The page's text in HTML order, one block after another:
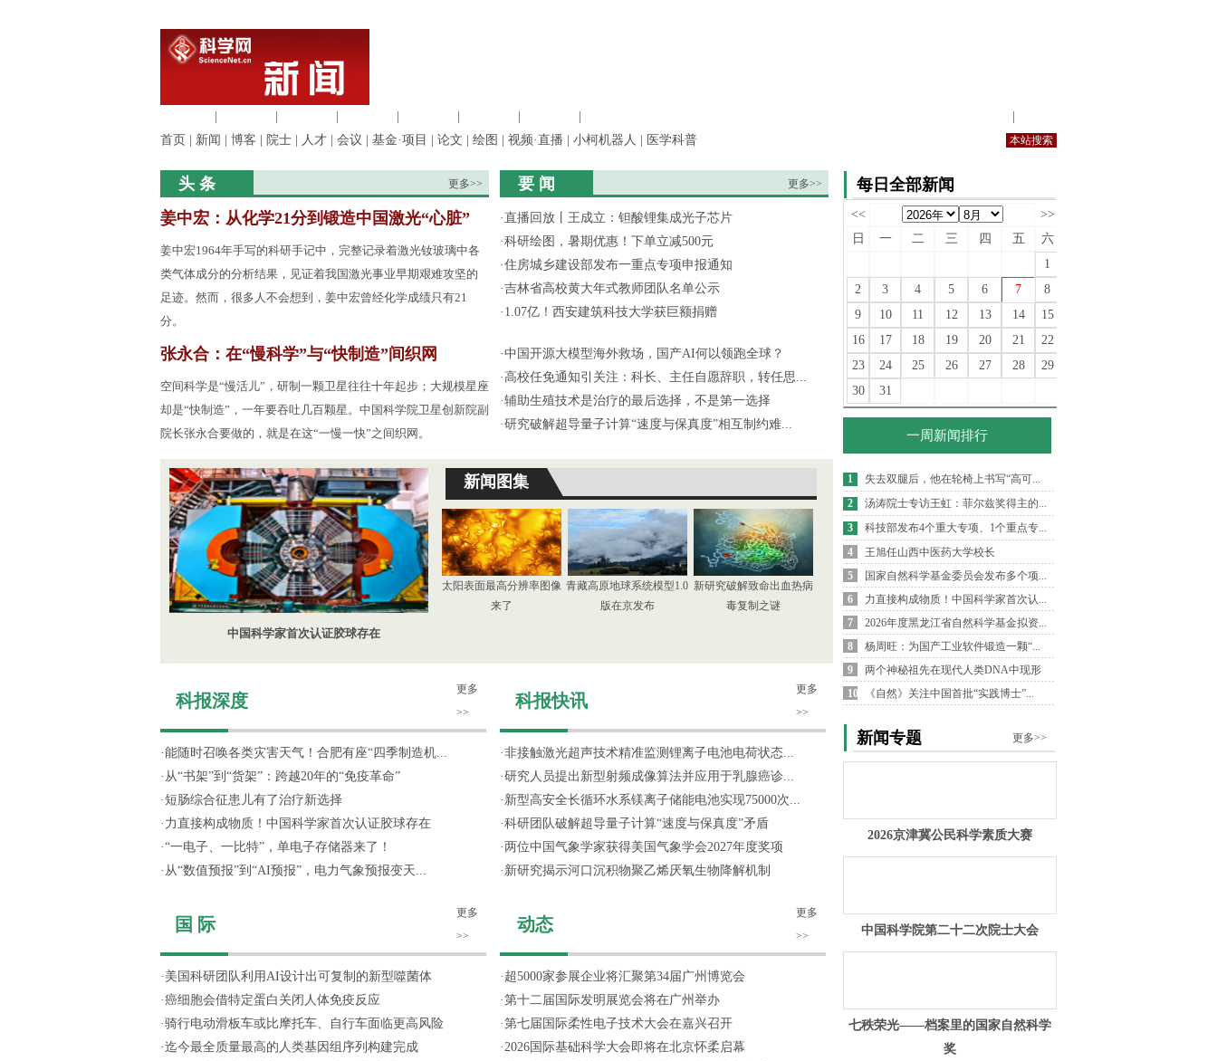
首页
新闻 博客 院士 人才 会议 基金·项目 论文 绘图 视频·直播 小柯机器人 医学科普
头 条 更多>>
姜中宏：从化学21分到锻造中国激光“心脏”
姜中宏1964年手写的科研手记中，完整记录着激光钕玻璃中各
类气体成分的分析结果，见证着我国激光事业早期艰难攻坚的
足迹。然而，很多人不会想到，姜中宏曾经化学成绩只有21
分。
张永合：在“慢科学”与“快制造”间织网
空间科学是“慢活儿”，研制一颗卫星往往十年起步；大规模星座
却是“快制造”，一年要吞吐几百颗星。中国科学院卫星创新院副
院长张永合要做的，就是在这“一慢一快”之间织网。
要 闻 更多>>
·直播回放丨王成立：钽酸锂集成光子芯片
·科研绘图，暑期优惠！下单立减500元
·住房城乡建设部发布一重点专项申报通知
·吉林省高校黄大年式教师团队名单公示
· 1.07亿！西安建筑科技大学获巨额捐赠
·中国开源大模型海外救场，国产AI何以领跑全球？
· 高校任免通知引关注：科长、主任自愿辞职，转任思...
·辅助生殖技术是治疗的最后选择，不是第一选择
·研究破解超导量子计算“速度与保真度”相互制约难...
中国科学家首次认证胶球存在
新闻图集
太阳表面最高分辨率图像
来了
青藏高原地球系统模型1.0
版在京发布
新研究破解致命出血热病
毒复制之谜
科报深度
更多
>>
·能随时召唤各类灾害天气！合肥有座“四季制造机...
· 从“书架”到“货架”：跨越20年的“免疫革命”
· 短肠综合征患儿有了治疗新选择
· 力直接构成物质！中国科学家首次认证胶球存在
·“一电子、一比特”，单电子存储器来了！
· 从“数值预报”到“AI预报”，电力气象预报变天...
国 际
更多
>>
· 美国科研团队利用AI设计出可复制的新型噬菌体
·癌细胞会借特定蛋白关闭人体免疫反应
·骑行电动滑板车或比摩托车、自行车面临更高风险
·迄今最全质量最高的人类基因组序列构建完成
科报快讯
更多
>>
·非接触激光超声技术精准监测锂离子电池电荷状态...
·研究人员提出新型射频成像算法并应用于乳腺癌诊...
· 新型高安全长循环水系镁离子储能电池实现75000次...
·科研团队破解超导量子计算“速度与保真度”矛盾
· 两位中国气象学家获得美国气象学会2027年度奖项
· 新研究揭示河口沉积物聚乙烯厌氧生物降解机制
动态
更多
>>
· 超5000家参展企业将汇聚第34届广州博览会
·第十二届国际发明展览会将在广州举办
·第七届国际柔性电子技术大会在嘉兴召开
·2026国际基础科学大会即将在北京怀柔启幕
每日全部新闻
<<
>>
日
一 二 三 四 五
六
1
2
3 4 5 6 7
8
9
10 11 12 13 14
15
16
17 18 19 20 21
22
23
24 25 26 27 28
29
30
31
一周新闻排行
1
失去双腿后，他在轮椅上书写“高可...
2
汤涛院士专访王虹：菲尔兹奖得主的...
3
科技部发布4个重大专项、1个重点专...
4
王旭任山西中医药大学校长
5
国家自然科学基金委员会发布多个项...
6
力直接构成物质！中国科学家首次认...
7
2026年度黑龙江省自然科学基金拟资...
8
杨周旺：为国产工业软件锻造一颗“...
9
两个神秘祖先在现代人类DNA中现形
10
《自然》关注中国首批“实践博士”...
新闻专题 更多>>
2026京津冀公民科学素质大赛
中国科学院第二十二次院士大会
七秩荣光——档案里的国家自然科学
奖